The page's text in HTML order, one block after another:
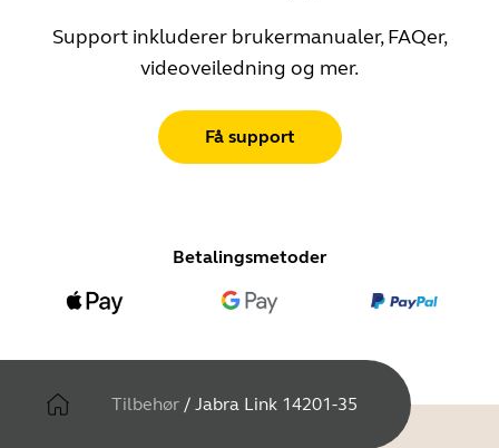
Support inkluderer brukermanualer, FAQer,
videoveiledning og mer.
Få support
Betalingsmetoder
Tilbehør / Jabra Link 14201-35